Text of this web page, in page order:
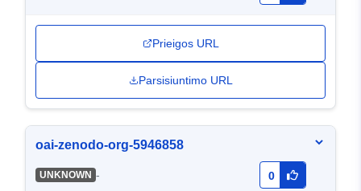
Prieigos URL
Parsisiuntimo URL
oai-zenodo-org-5946858
UNKNOWN - 0